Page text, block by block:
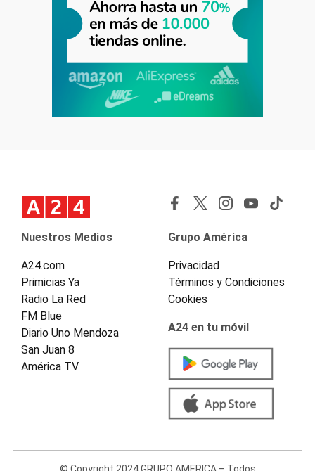
Nuestros Medios
A24.com
Primicias Ya
Radio La Red
FM Blue
Diario Uno Mendoza
San Juan 8
América TV
Grupo América
Privacidad
Términos y Condiciones
Cookies
A24 en tu móvil
© Copyright 2024 GRUPO AMERICA – Todos